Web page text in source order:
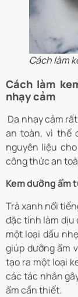
Cách làm
Cách làm
nhạy cảm
Da nhạy cảm
an toàn, vì thế
nguyên liệu
công thức an
Kem dưỡng ẩm
Trà xanh nổi
đặc tính làm dịu
một loại dầu
giúp dưỡng ẩm
tạo ra một loại
các tác nhân
ẩm cần thiết.